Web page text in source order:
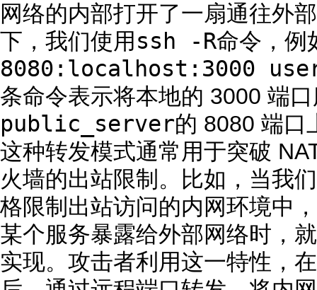
网络的内部打开了一扇通往外
下，我们使用 ssh -R命令，例
8080:localhost:3000
条命令表示将本地的 3000 端
public_server的 8080 端口
这种转发模式通常用于突破
火墙的出站限制。比如，当我
格限制出站访问的内网环境中
某个服务暴露给外部网络时，
实现。攻击者利用这一特性，